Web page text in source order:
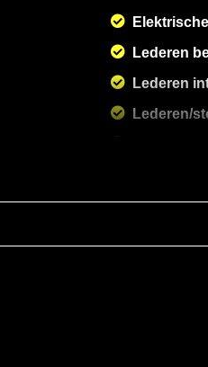
Lederen
Lederen
Lederen/